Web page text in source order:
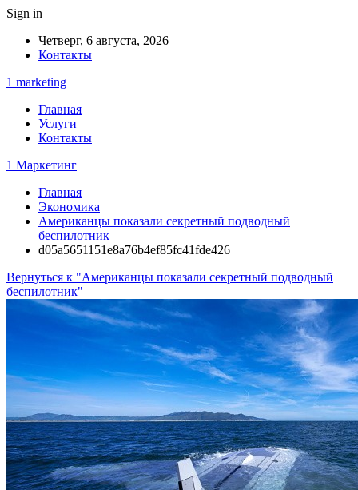
Sign in
Четверг, 6 августа, 2026
Контакты
1 marketing
Главная
Услуги
Контакты
1 Маркетинг
Главная
Экономика
Американцы показали секретный подводный
беспилотник
d05a5651151e8a76b4ef85fc41fde426
Вернуться к "Американцы показали секретный подводный
беспилотник"